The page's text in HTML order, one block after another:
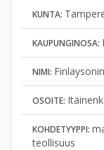
KUNTA:
KAUPUNGINOSA:
NIMI:
OSOITE:
KOHDETYYPPI:
teollisuus